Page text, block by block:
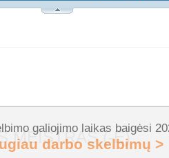
MEISTRAS (-Ė)
galiojimo laikas baigėsi
darbo skelbimų >